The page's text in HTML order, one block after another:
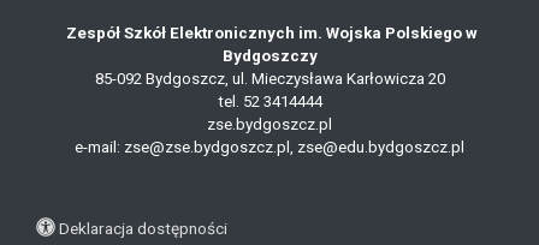
Zespół Szkół Elektronicznych im. Wojska Polskiego w
Bydgoszczy
85-092 Bydgoszcz, ul. Mieczysława Karłowicza 20
tel. 52 3414444
zse.bydgoszcz.pl
e-mail: zse@zse.bydgoszcz.pl, zse@edu.bydgoszcz.pl
Deklaracja dostępności